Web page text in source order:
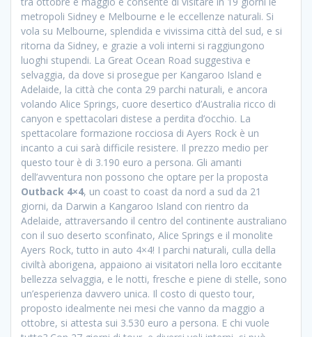
metropoli Sidney e Melbourne e le eccellenze naturali. Si
vola su Melbourne, splendida e vivissima città del sud, e si
ritorna da Sidney, e grazie a voli interni si raggiungono
luoghi stupendi. La Great Ocean Road suggestiva e
selvaggia, da dove si prosegue per Kangaroo Island e
Adelaide, la città che conta 29 parchi naturali, e ancora
volando Alice Springs, cuore desertico d’Australia ricco di
canyon e spettacolari distese a perdita d’occhio. La
spettacolare formazione rocciosa di Ayers Rock è un
incanto a cui sarà difficile resistere. Il prezzo medio per
questo tour è di 3.190 euro a persona. Gli amanti
dell’avventura non possono che optare per la proposta
Outback 4×4, un coast to coast da nord a sud da 21
giorni, da Darwin a Kangaroo Island con rientro da
Adelaide, attraversando il centro del continente australiano
con il suo deserto sconfinato, Alice Springs e il monolite
Ayers Rock, tutto in auto 4×4! I parchi naturali, culla della
civiltà aborigena, appaiono ai visitatori nella loro eccitante
bellezza selvaggia, e le notti, fresche e piene di stelle, sono
un’esperienza davvero unica. Il costo di questo tour,
proposto idealmente nei mesi che vanno da maggio a
ottobre, si attesta sui 3.530 euro a persona. E chi vuole